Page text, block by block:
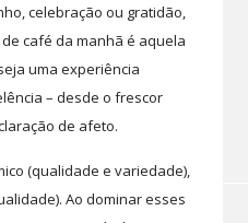
celebração ou gratidão,
café da manhã é aquela
uma experiência
– desde o frescor
de afeto.
(qualidade e variedade),
Ao dominar esses